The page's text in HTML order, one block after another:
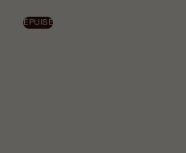
ÉPUISÉ